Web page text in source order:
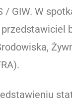
/ GIW. W
przedstawiciel